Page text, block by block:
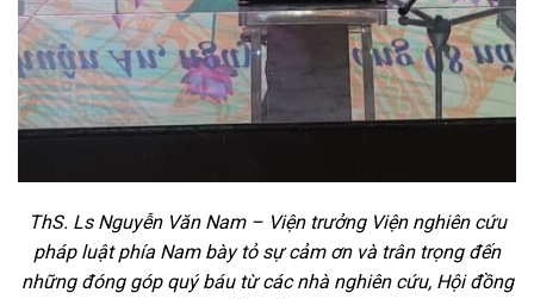
ThS. Ls Nguyễn Văn Nam – Viện trưởng Viện nghiên cứu
pháp luật phía Nam bày tỏ sự cảm ơn và trân trọng đến
những đóng góp quý báu từ các nhà nghiên cứu, Hội đồng